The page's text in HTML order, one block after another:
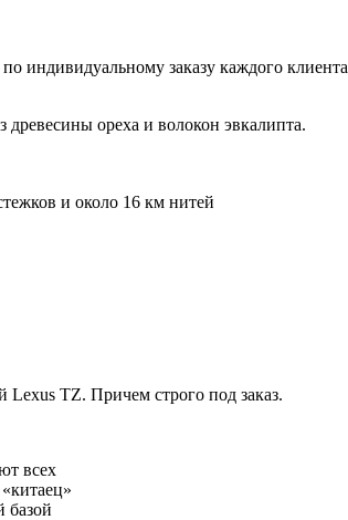
индивидуальному заказу каждого клиента
ореха и волокон эвкалипта.
и около 16 км нитей
TZ. Причем строго под заказ.
всех
базой